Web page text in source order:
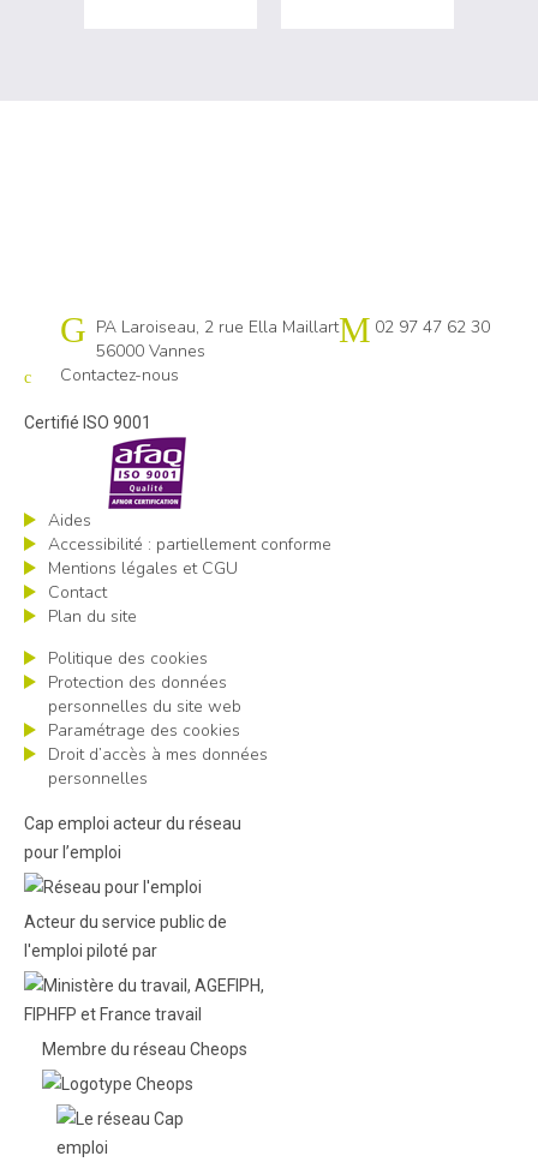
Cap emploi 56
PA Laroiseau, 2 rue Ella Maillart
56000 Vannes
02 97 47 62 30
Contactez-nous
Certifié ISO 9001
Aides
Accessibilité : partiellement conforme
Mentions légales et CGU
Contact
Plan du site
Politique des cookies
Protection des données
personnelles du site web
Paramétrage des cookies
Droit d’accès à mes données
personnelles
Cap emploi acteur du réseau
pour l’emploi
Acteur du service public de
l'emploi piloté par
Membre du réseau Cheops